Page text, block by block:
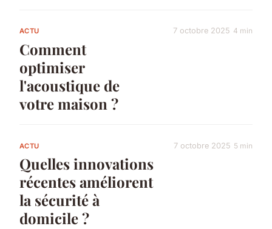
ACTU
Comment
optimiser
l'acoustique de
votre maison ?
7 octobre 2025 4 min
ACTU
Quelles innovations
récentes améliorent
la sécurité à
domicile ?
7 octobre 2025 5 min